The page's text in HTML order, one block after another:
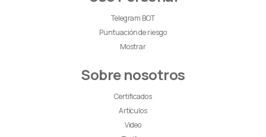
Telegram BOT
Puntuación de riesgo
Mostrar
Sobre nosotros
Certificados
Artículos
Video